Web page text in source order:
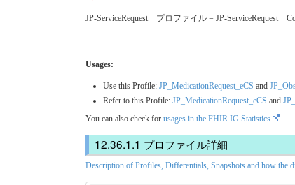
JP-ServiceRequest プロファイル = JP-ServiceRequest
Usages:
Use this Profile: JP_MedicationRequest_eCS and
Refer to this Profile: JP_MedicationRequest_eCS and
You can also check for usages in the FHIR IG Statistics
プロファイル詳細
Description of Profiles, Differentials, Snapshots and how the